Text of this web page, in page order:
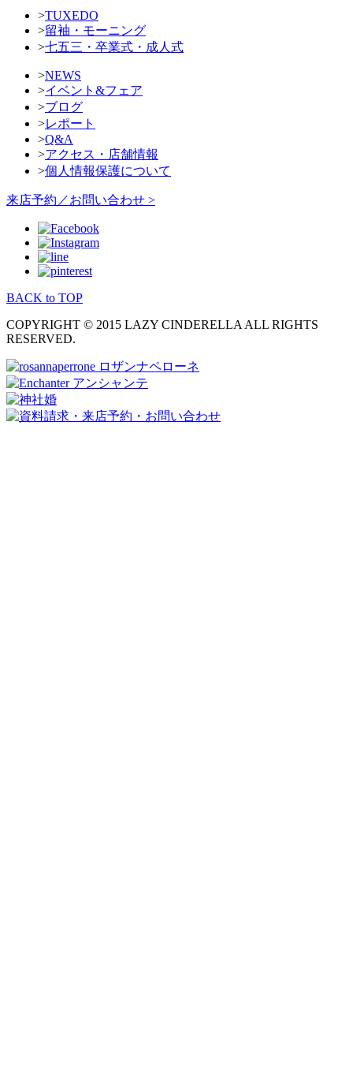
>TUXEDO
>留袖・モーニング
>七五三・卒業式・成人式
>NEWS
>イベント&フェア
>ブログ
>レポート
>Q&A
>アクセス・店舗情報
>個人情報保護について
来店予約／お問い合わせ >
BACK to TOP
COPYRIGHT © 2015 LAZY CINDERELLA ALL RIGHTS
RESERVED.